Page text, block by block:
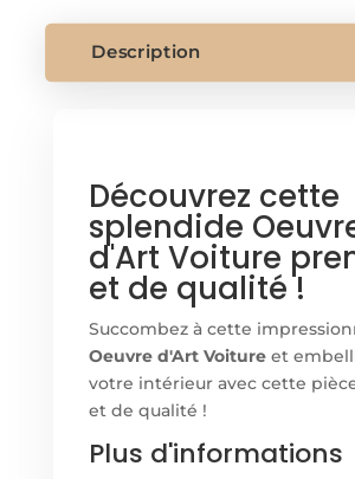
VOITURE
Description
Découvrez cette
splendide
d'Art Voiture
et de qualité !
Succombez à cette
Oeuvre d'Art Voitureet
votre intérieur avec cette
et de qualité !
Plus d'informations